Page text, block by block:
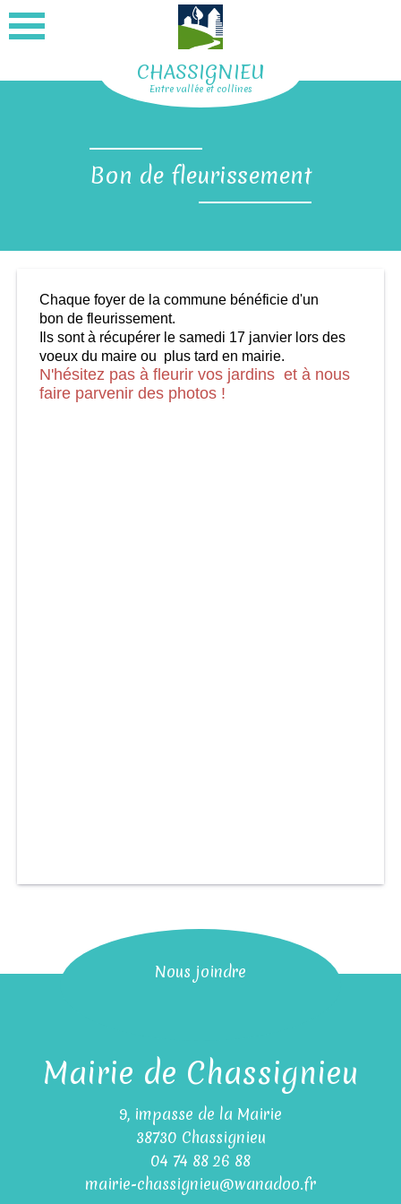
CHASSIGNIEU
Entre vallée et collines
Bon de fleurissement
Chaque foyer de la commune bénéficie d'un
bon de fleurissement.
Ils sont à récupérer le samedi 17 janvier lors des
voeux du maire ou plus tard en mairie.
N'hésitez pas à fleurir vos jardins et à nous
faire parvenir des photos !
Nous joindre
Mairie de Chassignieu
9, impasse de la Mairie
38730 Chassignieu
04 74 88 26 88
mairie-chassignieu@wanadoo.fr